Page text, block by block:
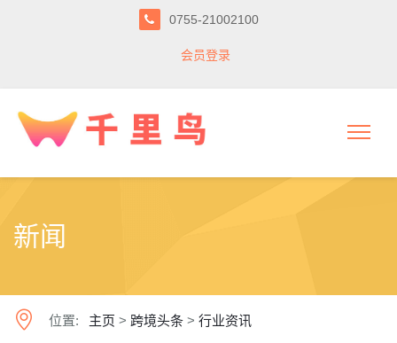
0755-21002100
会员登录
新闻
位置: 主页 > 跨境头条 > 行业资讯